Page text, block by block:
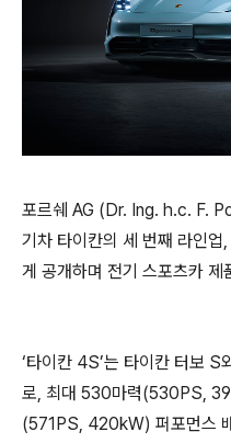
포르쉐 AG (Dr. Ing. h.c. F.
기차 타이칸의 세 번째 라인
게 공개하며 전기 스포츠카 제
‘타이칸 4S’는 타이칸 터보 S
로, 최대 530마력(530PS,
(571PS, 420kW) 퍼포먼스